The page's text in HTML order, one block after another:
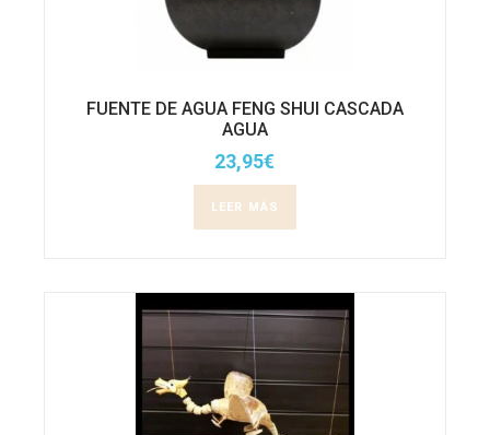
FUENTE DE AGUA FENG SHUI CASCADA
AGUA
23,95€
LEER MÁS